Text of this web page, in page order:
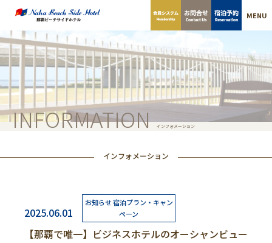
MENU
INFORMATION インフォメーション
インフォメーション
2025.06.01
お知らせ 宿泊プラン・キャン
ペーン
【那覇で唯一】ビジネスホテルのオーシャンビュー